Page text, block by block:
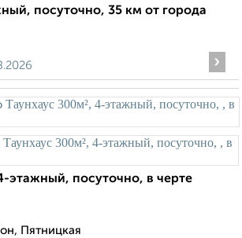
посуточно, 35 км от города
›
этажный, посуточно, в черте
Пятницкая